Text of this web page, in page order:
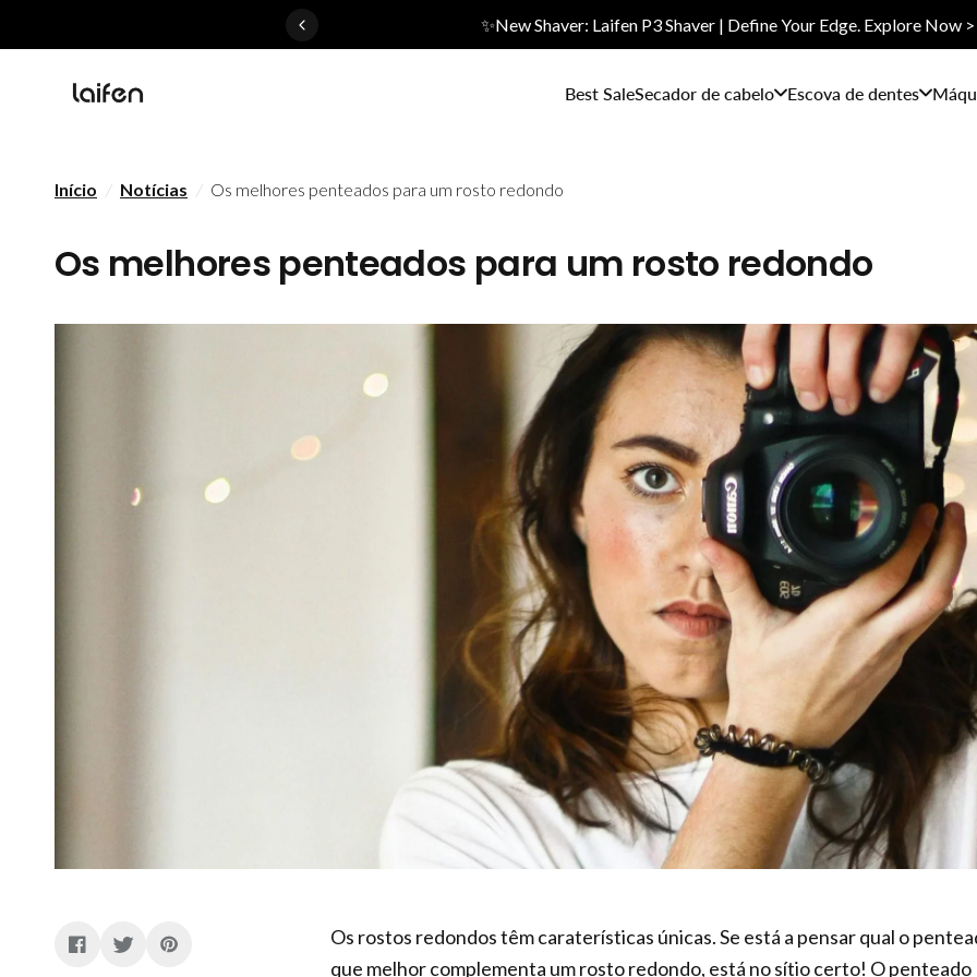
✨New Shaver: Laifen P3 Shaver | Define Your Edge. Explore Now
Best SaleSecador de cabelo Escova de dentes
Início / Notícias / Os melhores penteados para um rosto redondo
Os melhores penteados para um rosto redondo
Os rostos redondos têm caraterísticas únicas. Se está a pensar qual o
que melhor complementa um rosto redondo, está no sítio certo! O penteado